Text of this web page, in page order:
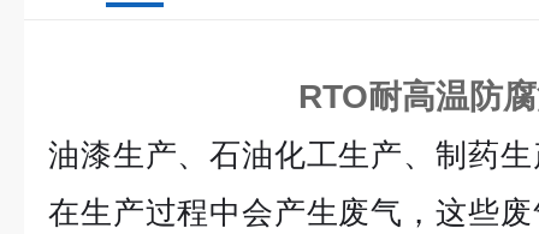
RTO耐高温防
油漆生产、石油化工生产、制药
在生产过程中会产生废气，这些